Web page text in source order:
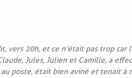
vers 20h, et ce n’était pas trop
Jules, Julien et Camille, a
poste, était bien aviné et tenait à